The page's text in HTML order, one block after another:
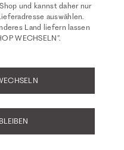
und kannst daher nur
auswählen.
Land liefern lassen
WECHSELN”.